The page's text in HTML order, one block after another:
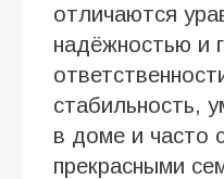
отличаются
надёжностью и
стабильность,
в доме и часто
прекрасными